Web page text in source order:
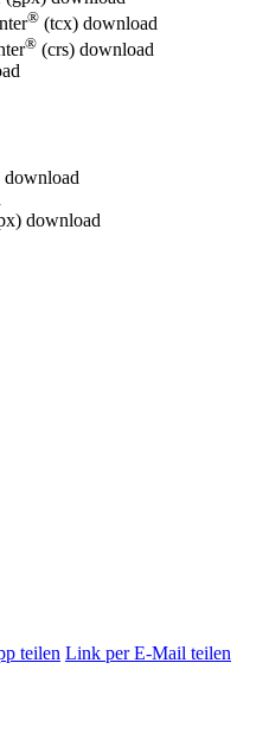
® (tcx) download
® (crs) download
download
download
teilen Link per E-Mail teilen